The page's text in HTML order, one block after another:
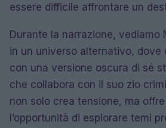
essere difficile affrontare un
Durante la narrazione, vediamo
in un universo alternativo, dove
con una versione oscura di sé
che collabora con il suo zio
non solo crea tensione, ma
l’opportunità di esplorare temi